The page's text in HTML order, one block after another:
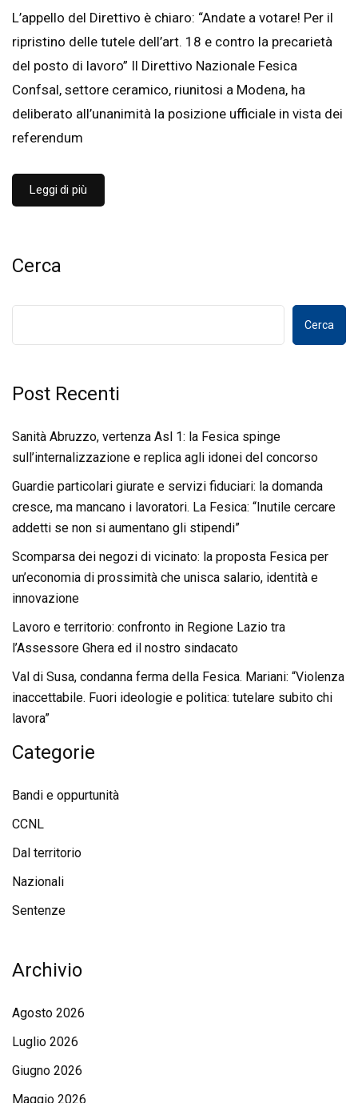
L’appello del Direttivo è chiaro: “Andate a votare! Per il
ripristino delle tutele dell’art. 18 e contro la precarietà
del posto di lavoro” Il Direttivo Nazionale Fesica
Confsal, settore ceramico, riunitosi a Modena, ha
deliberato all’unanimità la posizione ufficiale in vista dei
referendum
Leggi di più
Cerca
Cerca
Post Recenti
Sanità Abruzzo, vertenza Asl 1: la Fesica spinge
sull’internalizzazione e replica agli idonei del concorso
Guardie particolari giurate e servizi fiduciari: la domanda
cresce, ma mancano i lavoratori. La Fesica: “Inutile cercare
addetti se non si aumentano gli stipendi”
Scomparsa dei negozi di vicinato: la proposta Fesica per
un’economia di prossimità che unisca salario, identità e
innovazione
Lavoro e territorio: confronto in Regione Lazio tra
l’Assessore Ghera ed il nostro sindacato
Val di Susa, condanna ferma della Fesica. Mariani: “Violenza
inaccettabile. Fuori ideologie e politica: tutelare subito chi
lavora”
Categorie
Bandi e oppurtunità
CCNL
Dal territorio
Nazionali
Sentenze
Archivio
Agosto 2026
Luglio 2026
Giugno 2026
Maggio 2026